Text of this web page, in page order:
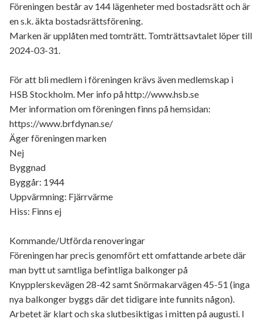
Föreningen består av 144 lägenheter med bostadsrätt och är
en s.k. äkta bostadsrättsförening.
Marken är upplåten med tomträtt. Tomträttsavtalet löper till
2024-03-31.
För att bli medlem i föreningen krävs även medlemskap i
HSB Stockholm. Mer info på http://www.hsb.se
Mer information om föreningen finns på hemsidan:
https://www.brfdynan.se/
Äger föreningen marken
Nej
Byggnad
Byggår: 1944
Uppvärmning: Fjärrvärme
Hiss: Finns ej
Kommande/Utförda renoveringar
Föreningen har precis genomfört ett omfattande arbete där
man bytt ut samtliga befintliga balkonger på
Knypplerskevägen 28-42 samt Snörmakarvägen 45-51 (inga
nya balkonger byggs där det tidigare inte funnits någon).
Arbetet är klart och ska slutbesiktigas i mitten på augusti. I